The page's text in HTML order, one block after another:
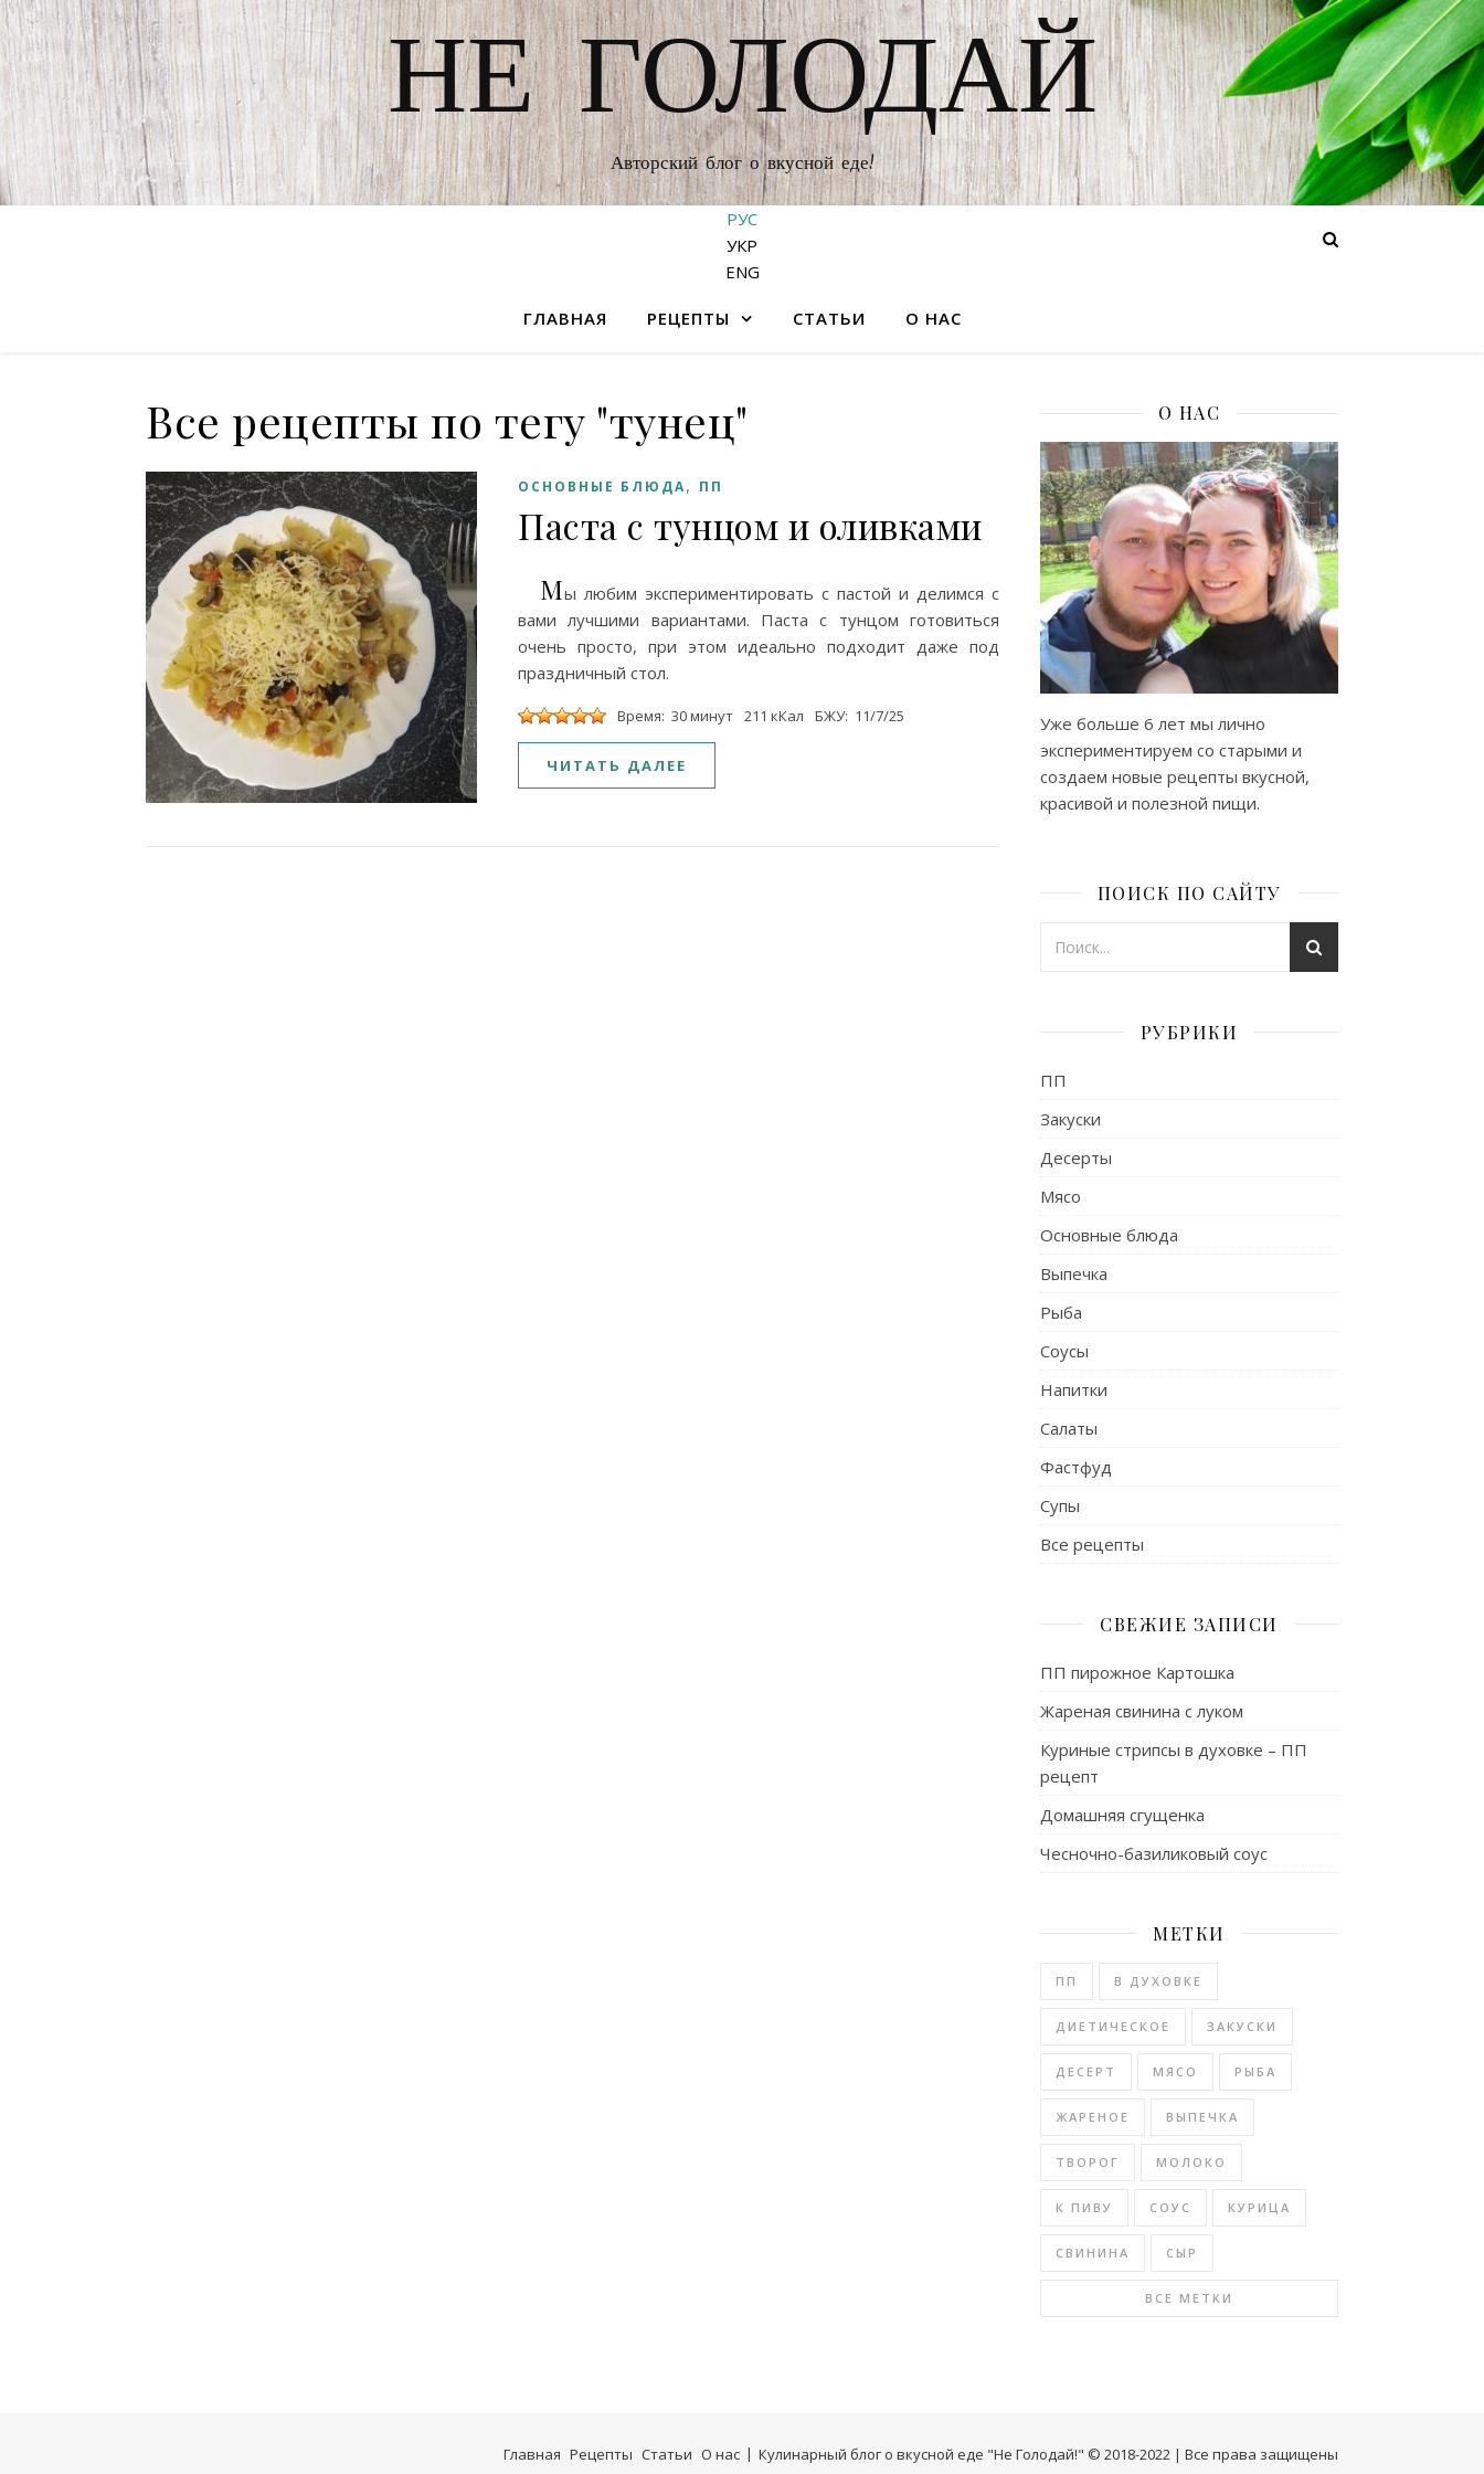
НЕ ГОЛОДАЙ
Авторский блог о вкусной еде!
РУС
УКР
ENG
ГЛАВНАЯ РЕЦЕПТЫ СТАТЬИ О НАС
Все рецепты по тегу "тунец"
ОСНОВНЫЕ БЛЮДА, ПП
Паста с тунцом и оливками
Мы любим экспериментировать с пастой и делимся с
вами лучшими вариантами. Паста с тунцом готовиться
очень просто, при этом идеально подходит даже под
праздничный стол.
Время: 30 минут 211 кКал БЖУ: 11/7/25
ЧИТАТЬ ДАЛЕЕ
О НАС
Уже больше 6 лет мы лично
экспериментируем со старыми и
создаем новые рецепты вкусной,
красивой и полезной пищи.
ПОИСК ПО САЙТУ
РУБРИКИ
ПП
Закуски
Десерты
Мясо
Основные блюда
Выпечка
Рыба
Соусы
Напитки
Салаты
Фастфуд
Супы
Все рецепты
СВЕЖИЕ ЗАПИСИ
ПП пирожное Картошка
Жареная свинина с луком
Куриные стрипсы в духовке – ПП
рецепт
Домашняя сгущенка
Чесночно-базиликовый соус
МЕТКИ
ПП В ДУХОВКЕ
ДИЕТИЧЕСКОЕ ЗАКУСКИ
ДЕСЕРТ МЯСО РЫБА
ЖАРЕНОЕ ВЫПЕЧКА
ТВОРОГ МОЛОКО
К ПИВУ СОУС КУРИЦА
СВИНИНА СЫР
ВСЕ МЕТКИ
Кулинарный блог о вкусной еде "Не Голодай!" © 2018-2022 | Все права защищены
Главная Рецепты Статьи О нас